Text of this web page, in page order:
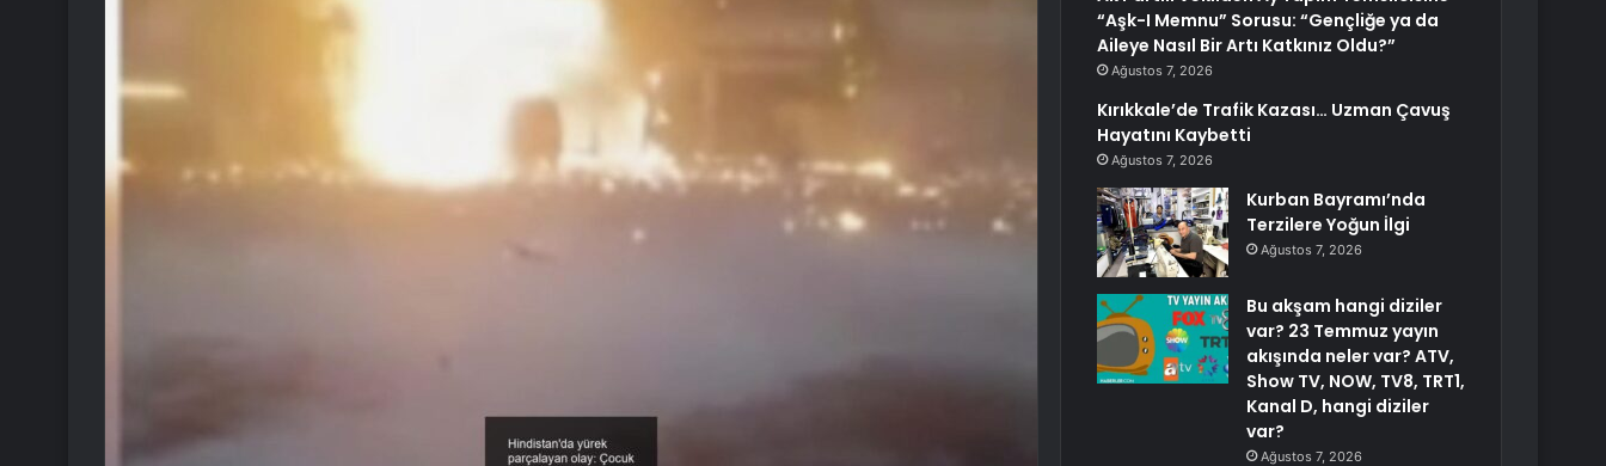
“Aşk-I Memnu” Sorusu: “Gençliğe ya da
Aileye Nasıl Bir Artı Katkınız Oldu?”
Ağustos 7, 2026
Kırıkkale’de Trafik Kazası… Uzman Çavuş
Hayatını Kaybetti
Ağustos 7, 2026
Kurban Bayramı’nda
Terzilere Yoğun İlgi
Ağustos 7, 2026
Bu akşam hangi diziler
var? 23 Temmuz yayın
akışında neler var? ATV,
Show TV, NOW, TV8, TRT1,
Kanal D, hangi diziler
var?
Ağustos 7, 2026